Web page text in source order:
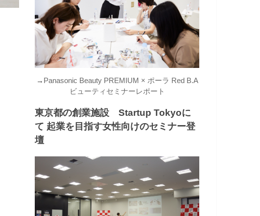
→ Panasonic Beauty PREMIUM × ポーラ Red B.A
ビューティセミナーレポート
東京都の創業施設 Startup Tokyoに
て 起業を目指す女性向けのセミナー登
壇